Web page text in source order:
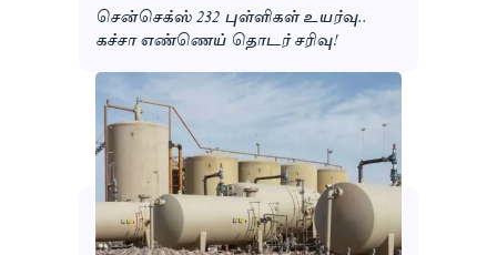
சென்செக்ஸ் 232 புள்ளிகள் உயர்வு..
கச்சா எண்ணெய் தொடர் சரிவு!